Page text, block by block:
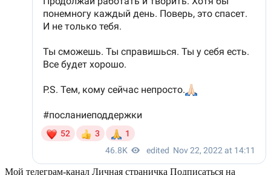
Мой телеграм-канал Личная страничка Подписаться на